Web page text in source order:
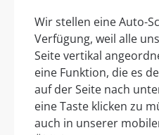
Wir stellen eine Auto-
Verfügung, weil alle
Seite vertikal
eine Funktion, die es
auf der Seite nach
eine Taste klicken zu
auch in unserer